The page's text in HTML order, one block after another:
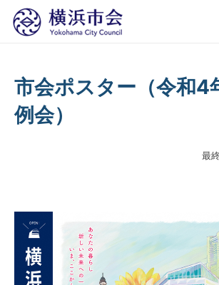
市会ポスター（令和4
例会）
最